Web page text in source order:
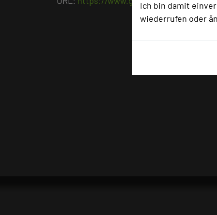
Ich bin damit
wiederrufen oder